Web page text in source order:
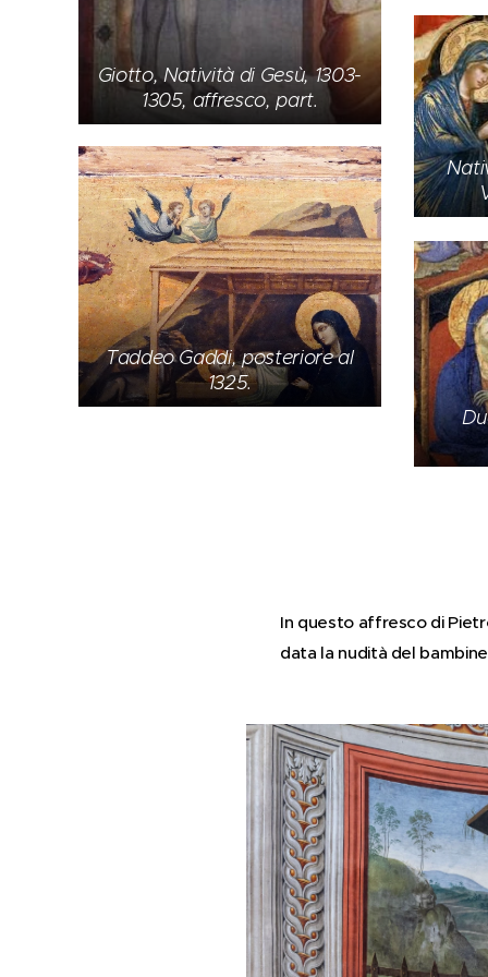
Giotto, Natività di Gesù, 1303-
1305, affresco, part.
Taddeo Gaddi, posteriore al
1325.
In questo affresco di
data la nudità del